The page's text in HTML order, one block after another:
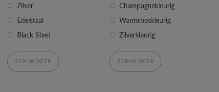
Zilver
Edelstaal
Black Steel
BEKIJK MEER
Champagnekleurig
Warmrooskleurig
Zilverkleurig
BEKIJK MEER